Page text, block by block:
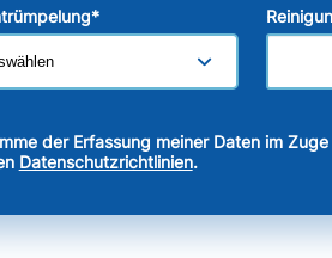
*
der Erfassung meiner Daten im
Datenschutzrichtlinien.